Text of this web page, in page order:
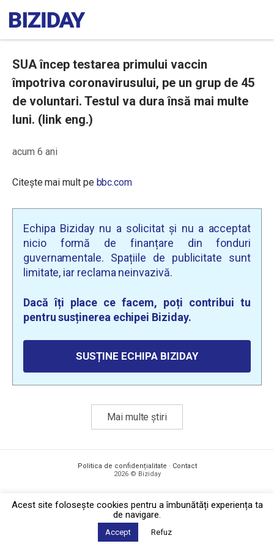
SUA încep testarea primului vaccin
împotriva coronavirusului, pe un grup de 45
de voluntari. Testul va dura însă mai multe
luni. (link eng.)
acum 6 ani
Citește mai mult pe bbc.com
Echipa Biziday nu a solicitat și nu a acceptat
nicio formă de finanțare din fonduri
guvernamentale. Spațiile de publicitate sunt
limitate, iar reclama neinvazivă.
Dacă îți place ce facem, poți contribui tu
pentru susținerea echipei Biziday.
SUSȚINE ECHIPA BIZIDAY
Mai multe știri
Politica de confidențialitate · Contact
2026 © Biziday
Acest site foloseşte cookies pentru a îmbunătăți experiența ta
de navigare.
Accept Refuz